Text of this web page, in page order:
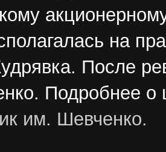
на
После
Подробнее о
им. Шевченко.